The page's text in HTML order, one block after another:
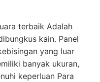
terbaik Adalah
kain. Panel
yang luar
banyak ukuran,
keperluan Para